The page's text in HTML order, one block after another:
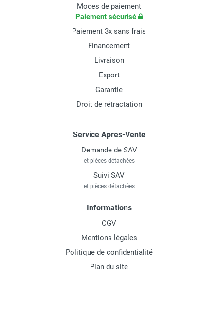
Modes de paiement
Paiement sécurisé
Paiement 3x sans frais
Financement
Livraison
Export
Garantie
Droit de rétractation
Service Après-Vente
Demande de SAV
et pièces détachées
Suivi SAV
et pièces détachées
Informations
CGV
Mentions légales
Politique de confidentialité
Plan du site